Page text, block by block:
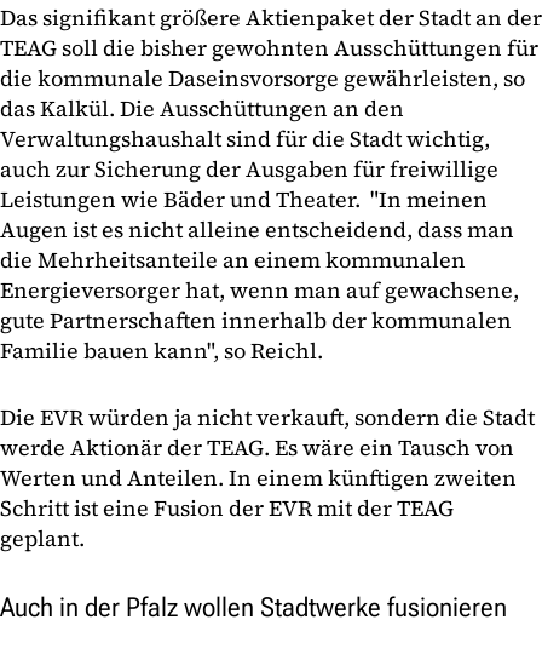
Das signifikant größere Aktienpaket der Stadt an der
TEAG soll die bisher gewohnten Ausschüttungen für
die kommunale Daseinsvorsorge gewährleisten, so
das Kalkül. Die Ausschüttungen an den
Verwaltungshaushalt sind für die Stadt wichtig,
auch zur Sicherung der Ausgaben für freiwillige
Leistungen wie Bäder und Theater. "In meinen
Augen ist es nicht alleine entscheidend, dass man
die Mehrheitsanteile an einem kommunalen
Energieversorger hat, wenn man auf gewachsene,
gute Partnerschaften innerhalb der kommunalen
Familie bauen kann", so Reichl.
Die EVR würden ja nicht verkauft, sondern die Stadt
werde Aktionär der TEAG. Es wäre ein Tausch von
Werten und Anteilen. In einem künftigen zweiten
Schritt ist eine Fusion der EVR mit der TEAG
geplant.
Auch in der Pfalz wollen Stadtwerke fusionieren